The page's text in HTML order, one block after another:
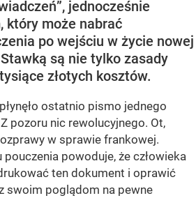
jednocześnie
który może nabrać
po wejściu w życie nowej
są nie tylko zasady
złotych kosztów.
ostatnio pismo jednego
pozoru nic rewolucyjnego. Ot,
w sprawie frankowej.
powoduje, że człowieka
ten dokument i oprawić
swoim poglądom na pewne